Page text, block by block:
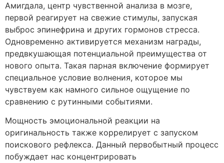
Амигдала, центр чувственной анализа в мозге,
первой реагирует на свежие стимулы, запуская
выброс эпинефрина и других гормонов стресса.
Одновременно активируется механизм награды,
предвкушающая потенциальной преимущества от
нового опыта. Такая парная включение формирует
специальное условие волнения, которое мы
чувствуем как намного сильное ощущение по
сравнению с рутинными событиями.
Мощность эмоциональной реакции на
оригинальность также коррелирует с запуском
поискового рефлекса. Данный первобытный процесс
побуждает нас концентрировать